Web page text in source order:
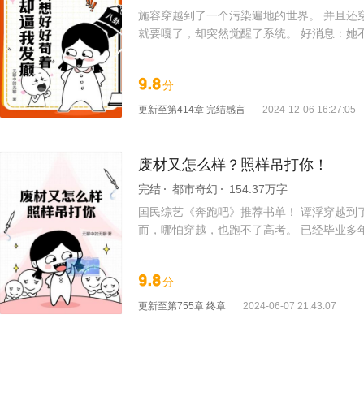
施容穿越到了一个污染遍地的世界。 并且
就要嘎了，却突然觉醒了系统。 好消息：
师，我教你们变强，然后去将那群煞笔砍死
候有这么多仇人了？” 作为药剂师的施容：
9.8分
更新至第414章 完结感言 2024-12-06 16:27:05
废材又怎么样？照样吊打你！
完结 都市奇幻
154.37万字
国民综艺《奔跑吧》推荐书单！ 谭浮穿越
而，哪怕穿越，也跑不了高考。 已经毕业
们：“……” 系统：“宿主，按照人家查的资
浮目光严肃的点点头。 系统：“宿主，你看
9.8分
更新至第755章 终章 2024-06-07 21:43:07